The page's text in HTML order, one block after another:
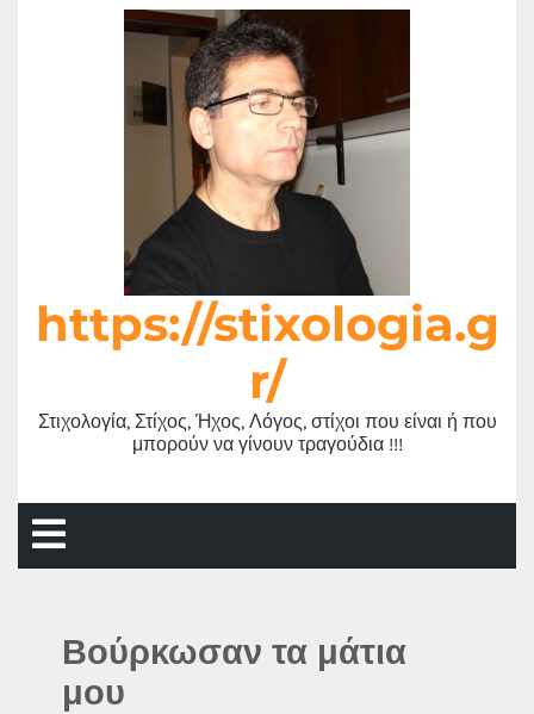
https://stixologia.g
r/
Στιχολογία, Στίχος, Ήχος, Λόγος, στίχοι που είναι ή που
μπορούν να γίνουν τραγούδια !!!
Άνοιγμα
Βούρκωσαν τα μάτια
μου